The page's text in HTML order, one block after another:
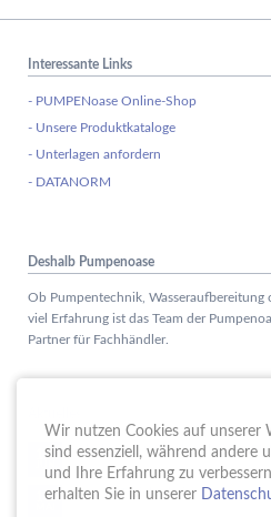
Interessante Links
- PUMPENoase Online-Shop
- Unsere Produktkataloge
- Unterlagen anfordern
- DATANORM
Deshalb Pumpenoase
Ob Pumpentechnik,
viel Erfahrung ist das Team der
Partner für Fachhändler.
15. Schule trifft Wirtschaft bei der
18. Vortrag IT-Sicherheit
Wir nutzen Cookies auf unserer
sind essenziell, während andere
und Ihre Erfahrung zu
erhalten Sie in unserer